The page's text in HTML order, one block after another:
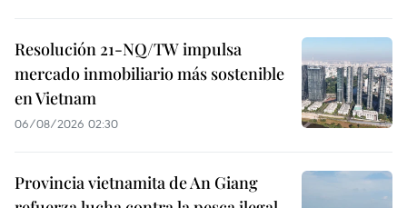
Resolución 21-NQ/TW impulsa
mercado inmobiliario más sostenible
en Vietnam
06/08/2026 02:30
Provincia vietnamita de An Giang